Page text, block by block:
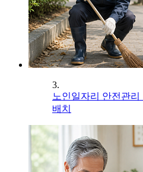
3.
노인일자리 안전관리
배치